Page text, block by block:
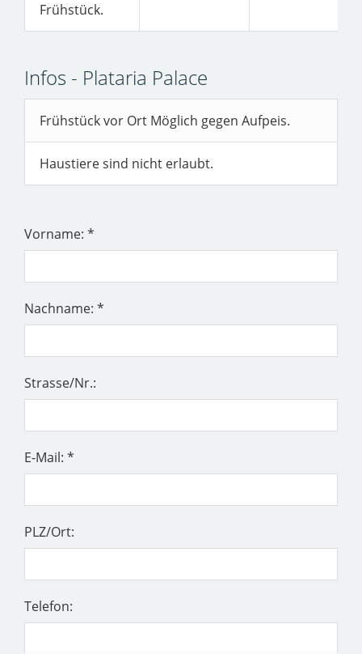
Frühstück.
Infos - Plataria Palace
Frühstück vor Ort Möglich gegen Aufpeis.
Haustiere sind nicht erlaubt.
Vorname: *
Nachname: *
Strasse/Nr.:
E-Mail: *
PLZ/Ort:
Telefon: